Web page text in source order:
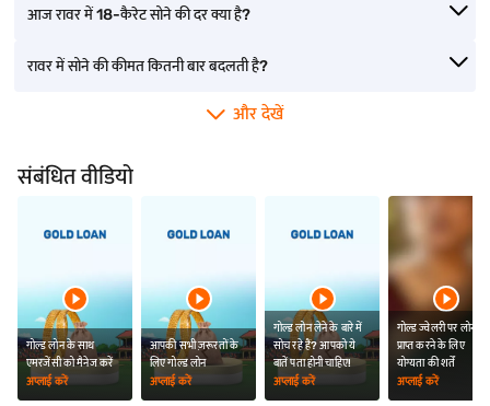
कुंभकोणम में 916 गोल्ड दर
काकीनाडा में 916 गोल्ड दर नागपुर में 916 गोल्ड दर
आज रावर में 18-कैरेट सोने की दर क्या है?
रावर में सोने की कीमत कितनी बार बदलती है?
और देखें
संबंधित वीडियो
गोल्ड लोन के साथ
एमरजेंसी को मैनेज करें
अप्लाई करें
आपकी सभी ज़रूरतों के
लिए गोल्ड लोन
अप्लाई करें
गोल्ड लोन लेने के बारे में
सोच रहे हैं? आपको ये
बातें पता होनी चाहिए!
अप्लाई करें
गोल्ड ज्वेलरी पर लोन
प्राप्त करने के लिए
योग्यता की शर्तें
अप्लाई करें